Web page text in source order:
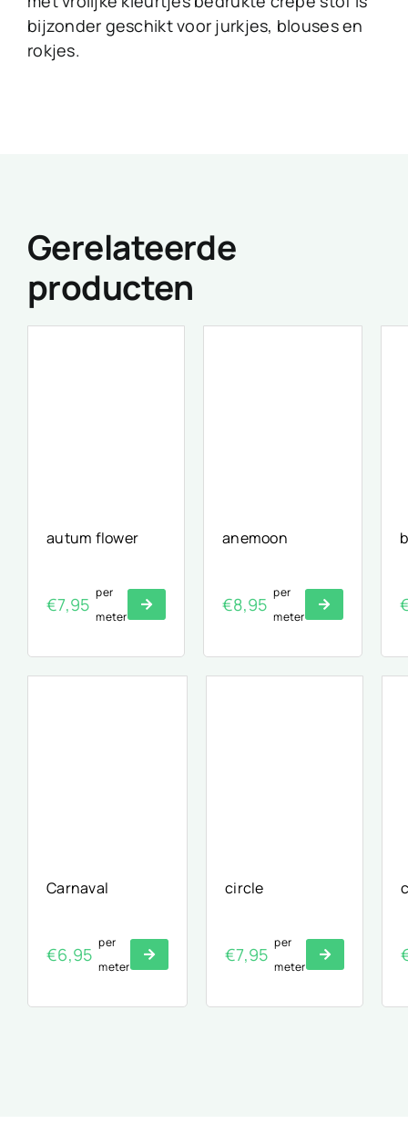
bijzonder geschikt voor jurkjes, blouses en
rokjes.
Gerelateerde
producten
autum flower
€7,95
per
meter
anemoon
€8,95
per
meter
Carnaval
€6,95
per
meter
circle
€7,95
per
meter